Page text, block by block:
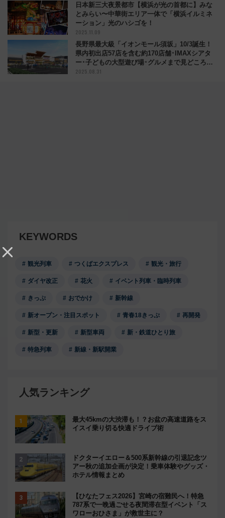
日本新三大夜景都市【横浜が光の首都に】みな
とみらい〜中華街エリア一体で「横浜イルミネ
ーション」光のハシゴを！
2025.11.09
長野県最大級「イオンモール須坂」10/3誕生！
県内初出店57店を含む約170店舗･IMAXシアタ
ー･子どもの大型遊び場･グルメまで見どころ満
載
2025.08.31
KEYWORDS
観光列車 つくばエクスプレス 観光・旅行
ダイヤ改正 花火 イベント列車・臨時列車
きっぷ おでかけ 新幹線
新オープン・注目スポット 青春18きっぷ 再開発
新型・更新 新型車両 新・鉄道ひとり旅
特急列車 新線・新駅開業
人気ランキング
最大45kmの大渋滞も！？お盆の高速道路をス
イスイ乗り切る快適ドライブ術
ドクターイエロー＆500系新幹線の引退記念ツ
アー秋の追加企画が決定！乗車体験やグッズ・
ホテル情報まとめ
【ひなたフェス2026】宮崎の宿難民へ！特急
787系で一晩過ごせる夜間滞在型イベント「ス
ワローおひさま」が救世主に？